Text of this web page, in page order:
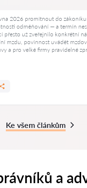
2026 promítnout do
odměňování — a termín
přesto už zveřejnilo konkrétní
mzdu, povinnost uvádět
a pro velké firmy pravidelné
Ke všem článkům
a